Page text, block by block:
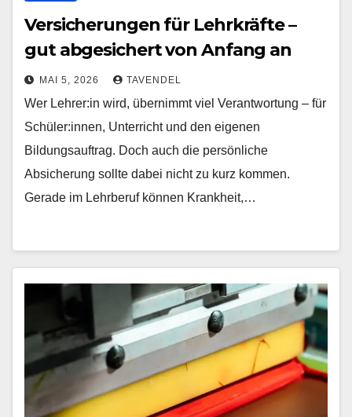
Versicherungen für Lehrkräfte –
gut abgesichert von Anfang an
MAI 5, 2026 TAVENDEL
Wer Lehrer:in wird, übernimmt viel Verantwortung – für
Schüler:innen, Unterricht und den eigenen
Bildungsauftrag. Doch auch die persönliche
Absicherung sollte dabei nicht zu kurz kommen.
Gerade im Lehrberuf können Krankheit,…